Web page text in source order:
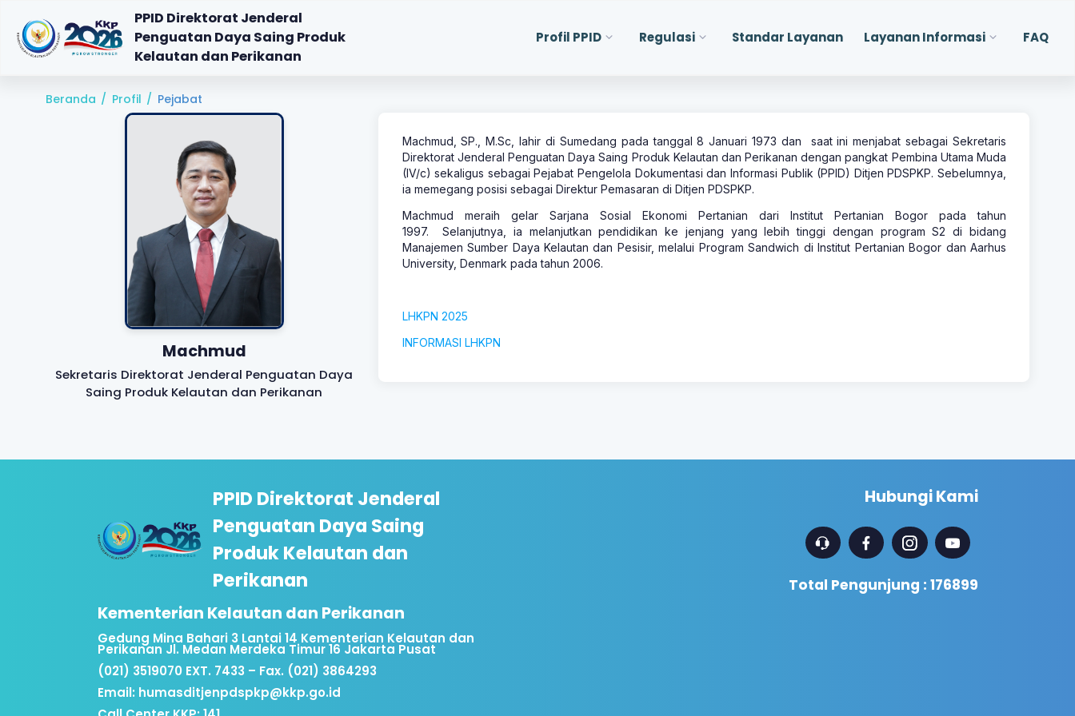
PPID Direktorat Jenderal
Penguatan Daya Saing Produk
Kelautan dan Perikanan
Profil PPID Regulasi Standar Layanan Layanan Informasi FAQ
Beranda / Profil / Pejabat
Machmud
Sekretaris Direktorat Jenderal Penguatan Daya
Saing Produk Kelautan dan Perikanan
Machmud, SP., M.Sc, lahir di Sumedang pada tanggal 8 Januari 1973 dan
saat ini menjabat sebagai Sekretaris
Direktorat Jenderal Penguatan Daya Saing Produk Kelautan dan Perikanan dengan pangkat Pembina Utama Muda
(IV/c) sekaligus sebagai Pejabat Pengelola Dokumentasi dan Informasi Publik (PPID) Ditjen PDSPKP. Sebelumnya,
ia memegang posisi sebagai Direktur Pemasaran di Ditjen PDSPKP.
Machmud meraih gelar Sarjana Sosial Ekonomi Pertanian dari Institut Pertanian Bogor pada tahun
1997.
Selanjutnya, ia melanjutkan pendidikan ke jenjang yang lebih tinggi dengan program S2 di bidang
Manajemen Sumber Daya Kelautan dan Pesisir, melalui Program Sandwich di Institut Pertanian Bogor dan Aarhus
University, Denmark pada tahun 2006.
LHKPN 2025
INFORMASI LHKPN
PPID Direktorat Jenderal
Penguatan Daya Saing
Produk Kelautan dan
Perikanan
Kementerian Kelautan dan Perikanan
Gedung Mina Bahari 3 Lantai 14 Kementerian Kelautan dan
Perikanan Jl. Medan Merdeka Timur 16 Jakarta Pusat
(021) 3519070 EXT. 7433 – Fax. (021) 3864293
Email: humasditjenpdspkp@kkp.go.id
Hubungi Kami
Total Pengunjung : 176899